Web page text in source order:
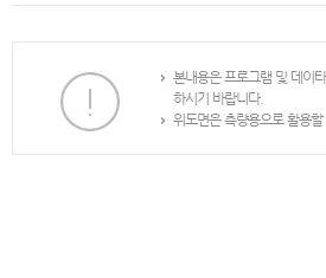
본내용은 프로그램 및 데이
하시기 바랍니다.
위도면은 측량용으로 활용할